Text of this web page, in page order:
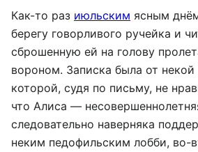
Как-то раз июльским ясным
берегу говорливого ручейка и
сброшенную ей на голову
вороном. Записка была от
которой, судя по письму, не
что Алиса —
следовательно наверняка
неким педофильским лобби, во-